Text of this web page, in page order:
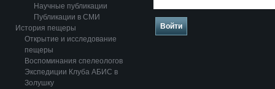
Научные публикации
Публикации в СМИ
История пещеры
Открытие и исследование
пещеры
Воспоминания спелеологов
Экспедиции Клуба АБИС в
Золушку
Войти